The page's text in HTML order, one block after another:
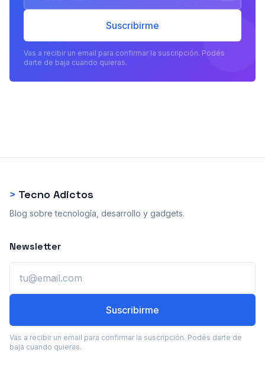
Suscribirme
Vas a recibir un email para confirmar la suscripción. Podés
darte de baja cuando quieras.
> Tecno Adictos
Blog sobre tecnología, desarrollo y gadgets.
Newsletter
Suscribirme
Vas a recibir un email para confirmar la suscripción. Podés darte de
baja cuando quieras.